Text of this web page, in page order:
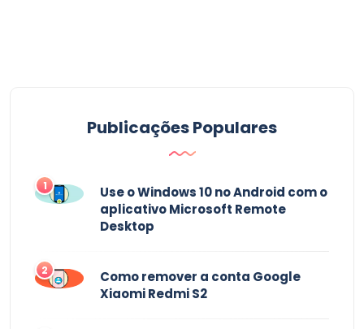
Publicações Populares
1
Use o Windows 10 no Android com o
aplicativo Microsoft Remote
Desktop
2
Como remover a conta Google
Xiaomi Redmi S2